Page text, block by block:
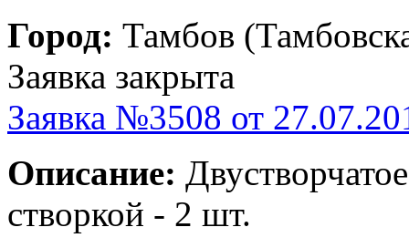
Город: Тамбов
Заявка закрыта
Заявка №3508 от
Описание:
створкой - 2 шт.